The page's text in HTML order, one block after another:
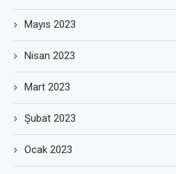
Mayıs 2023
Nisan 2023
Mart 2023
Şubat 2023
Ocak 2023